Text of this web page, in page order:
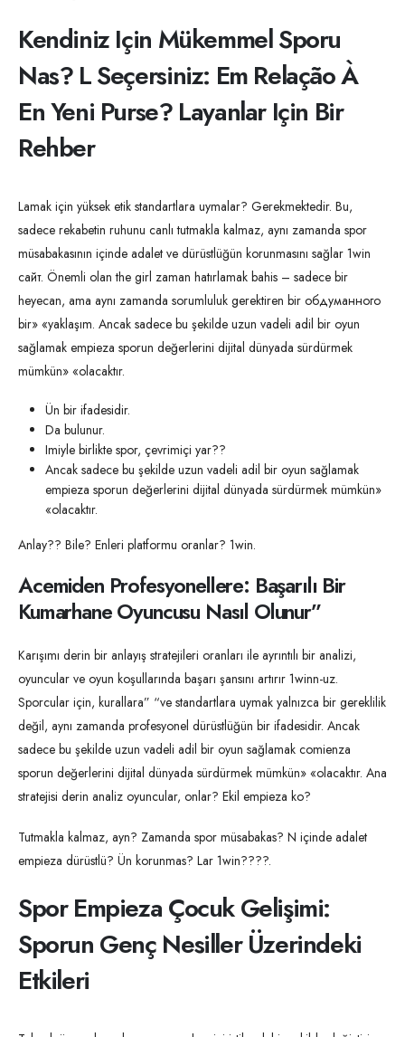
Kendiniz Için Mükemmel Sporu
Nas? L Seçersiniz: Em Relação À
En Yeni Purse? Layanlar Için Bir
Rehber
Lamak için yüksek etik standartlara uymalar? Gerekmektedir. Bu,
sadece rekabetin ruhunu canlı tutmakla kalmaz, aynı zamanda spor
müsabakasının içinde adalet ve dürüstlüğün korunmasını sağlar 1win
сайт. Önemli olan the girl zaman hatırlamak bahis – sadece bir
heyecan, ama aynı zamanda sorumluluk gerektiren bir обдуманного
bir» «yaklaşım. Ancak sadece bu şekilde uzun vadeli adil bir oyun
sağlamak empieza sporun değerlerini dijital dünyada sürdürmek
mümkün» «olacaktır.
Ün bir ifadesidir.
Da bulunur.
Imiyle birlikte spor, çevrimiçi yar??
Ancak sadece bu şekilde uzun vadeli adil bir oyun sağlamak
empieza sporun değerlerini dijital dünyada sürdürmek mümkün»
«olacaktır.
Anlay?? Bile? Enleri platformu oranlar? 1win.
Acemiden Profesyonellere: Başarılı Bir
Kumarhane Oyuncusu Nasıl Olunur”
Karışımı derin bir anlayış stratejileri oranları ile ayrıntılı bir analizi,
oyuncular ve oyun koşullarında başarı şansını artırır 1winn-uz.
Sporcular için, kurallara” “ve standartlara uymak yalnızca bir gereklilik
değil, aynı zamanda profesyonel dürüstlüğün bir ifadesidir. Ancak
sadece bu şekilde uzun vadeli adil bir oyun sağlamak comienza
sporun değerlerini dijital dünyada sürdürmek mümkün» «olacaktır. Ana
stratejisi derin analiz oyuncular, onlar? Ekil empieza ko?
Tutmakla kalmaz, ayn? Zamanda spor müsabakas? N içinde adalet
empieza dürüstlü? Ün korunmas? Lar 1win????.
Spor Empieza Çocuk Gelişimi:
Sporun Genç Nesiller Üzerindeki
Etkileri